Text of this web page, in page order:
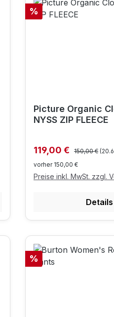
Rabatt
%
Picture Organic
NYSS ZIP FLEECE
Verkaufspreis:
119,00 € Regulärer
150,00 €
vorher 150,00 €
Preise inkl. MwSt. zzgl.
Details
Rabatt
%